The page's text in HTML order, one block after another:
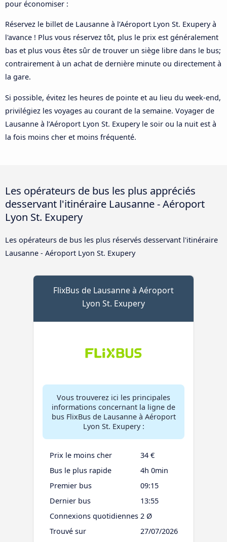
pour économiser :
Réservez le billet de Lausanne à l’Aéroport Lyon St. Exupery à
l'avance ! Plus vous réservez tôt, plus le prix est généralement
bas et plus vous êtes sûr de trouver un siège libre dans le bus;
contrairement à un achat de dernière minute ou directement à
la gare.
Si possible, évitez les heures de pointe et au lieu du week-end,
privilégiez les voyages au courant de la semaine. Voyager de
Lausanne à l’Aéroport Lyon St. Exupery le soir ou la nuit est à
la fois moins cher et moins fréquenté.
Les opérateurs de bus les plus appréciés
desservant l'itinéraire Lausanne - Aéroport
Lyon St. Exupery
Les opérateurs de bus les plus réservés desservant l'itinéraire
Lausanne - Aéroport Lyon St. Exupery
FlixBus de Lausanne à Aéroport
Lyon St. Exupery
Vous trouverez ici les principales
informations concernant la ligne de
bus FlixBus de Lausanne à Aéroport
Lyon St. Exupery :
Prix le moins cher
34 €
Bus le plus rapide
4h 0min
Premier bus
09:15
Dernier bus
13:55
Connexions quotidiennes 2 Ø
Trouvé sur
27/07/2026